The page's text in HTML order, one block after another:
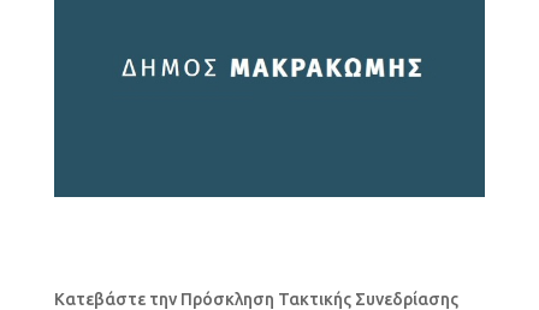
Κατεβάστε την Πρόσκληση Τακτικής Συνεδρίασης